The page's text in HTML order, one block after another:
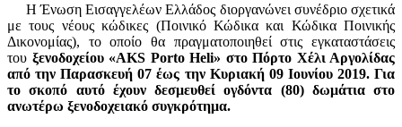
Η Ένωση Εισαγγελέων Ελλάδος διοργανώνει συνέδριο σχετικά
με τους νέους κώδικες (Ποινικό Κώδικα και Κώδικα Ποινικής
Δικονομίας), το οποίο θα πραγματοποιηθεί στις εγκαταστάσεις
του ξενοδοχείου «AKS Porto Heli» στο Πόρτο Χέλι Αργολίδας
από την Παρασκευή 07 έως την Κυριακή 09 Ιουνίου 2019. Για
το σκοπό αυτό έχουν δεσμευθεί ογδόντα (80) δωμάτια στο
ανωτέρω ξενοδοχειακό συγκρότημα.